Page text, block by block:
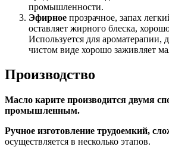
промышленности.
Эфирное прозрачное, запах
оставляет жирного блеска,
Используется для ароматерапии,
чистом виде хорошо заживляет
Производство
Масло карите производится двумя
промышленным.
Ручное изготовление трудоемкий,
осуществляется в несколько этапов.